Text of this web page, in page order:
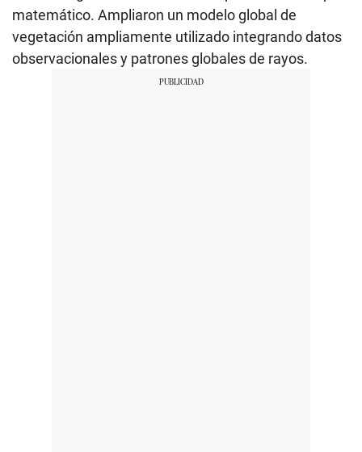
matemático. Ampliaron un modelo global de
vegetación ampliamente utilizado integrando datos
observacionales y patrones globales de rayos.